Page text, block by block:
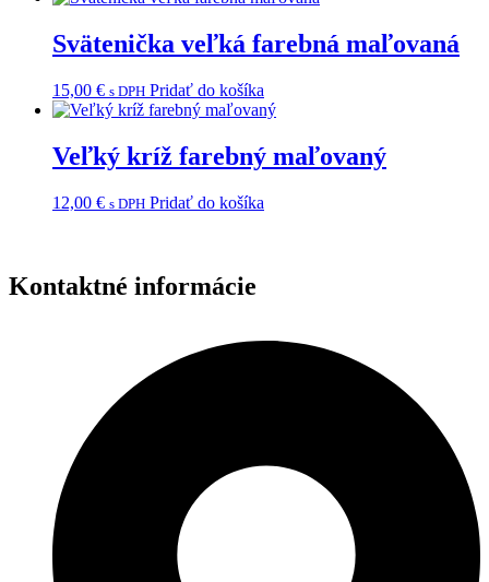
Svätenička veľká farebná maľovaná
15,00 € s DPH Pridať do košíka
Veľký kríž farebný maľovaný
12,00 € s DPH Pridať do košíka
Kontaktné informácie